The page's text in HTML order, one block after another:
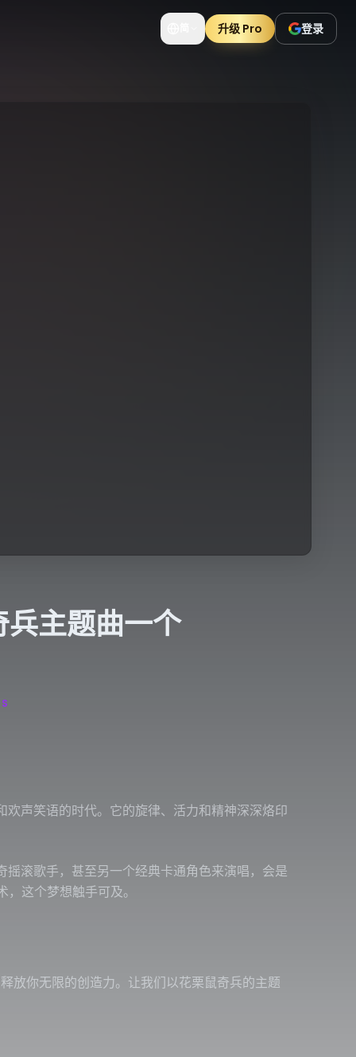
升级 Pro 登录
主题曲一个
声笑语的时代。它的旋律、活力和精神深深烙印
滚歌手，甚至另一个经典卡通角色来演唱，会是
这个梦想触手可及。
放你无限的创造力。让我们以花栗鼠奇兵的主题